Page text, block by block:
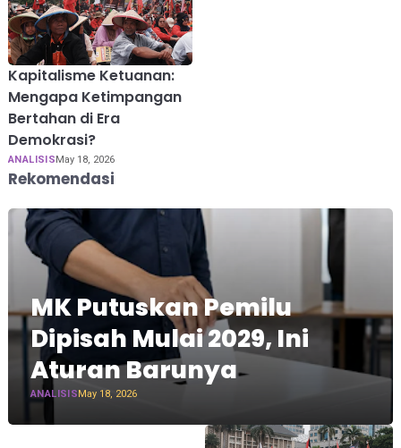
Kapitalisme Ketuanan:
Mengapa Ketimpangan
Bertahan di Era
Demokrasi?
ANALISISMay 18, 2026
Rekomendasi
MK Putuskan Pemilu
Dipisah Mulai 2029, Ini
Aturan Barunya
ANALISISMay 18, 2026